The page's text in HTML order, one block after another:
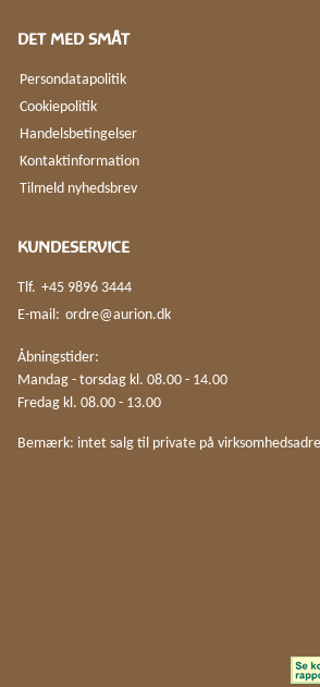
DET MED SMÅT
Persondatapolitik
Cookiepolitik
Handelsbetingelser
Kontaktinformation
Tilmeld nyhedsbrev
KUNDESERVICE
Tlf. +45 9896 3444
E-mail: ordre@aurion.dk
Åbningstider:
Mandag - torsdag kl. 08.00 - 14.00
Fredag kl. 08.00 - 13.00
Bemærk: intet salg til private på